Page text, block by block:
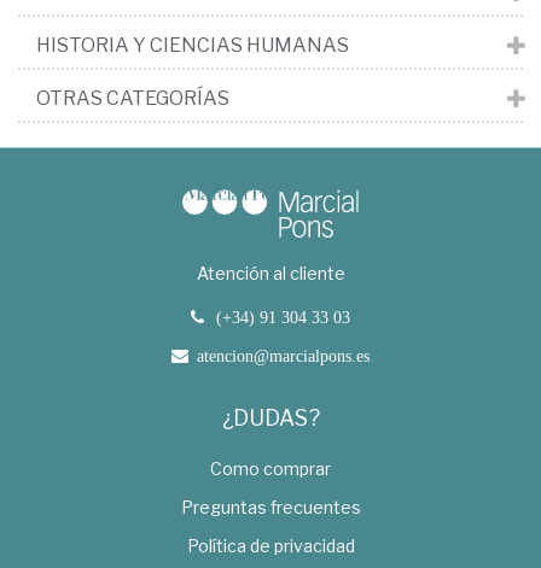
HISTORIA Y CIENCIAS HUMANAS
OTRAS CATEGORÍAS
Atención al cliente
(+34) 91 304 33 03
atencion@marcialpons.es
¿DUDAS?
Como comprar
Preguntas frecuentes
Política de privacidad